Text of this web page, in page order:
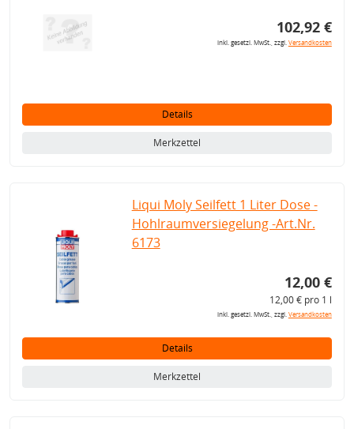
102,92 €
inkl. gesetzl. MwSt., zzgl.Versandkosten
Details
Merkzettel
Liqui Moly Seilfett 1 Liter Dose -
Hohlraumversiegelung -Art.Nr.
6173
12,00 €
12,00 € pro 1 l
inkl. gesetzl. MwSt., zzgl.Versandkosten
Details
Merkzettel